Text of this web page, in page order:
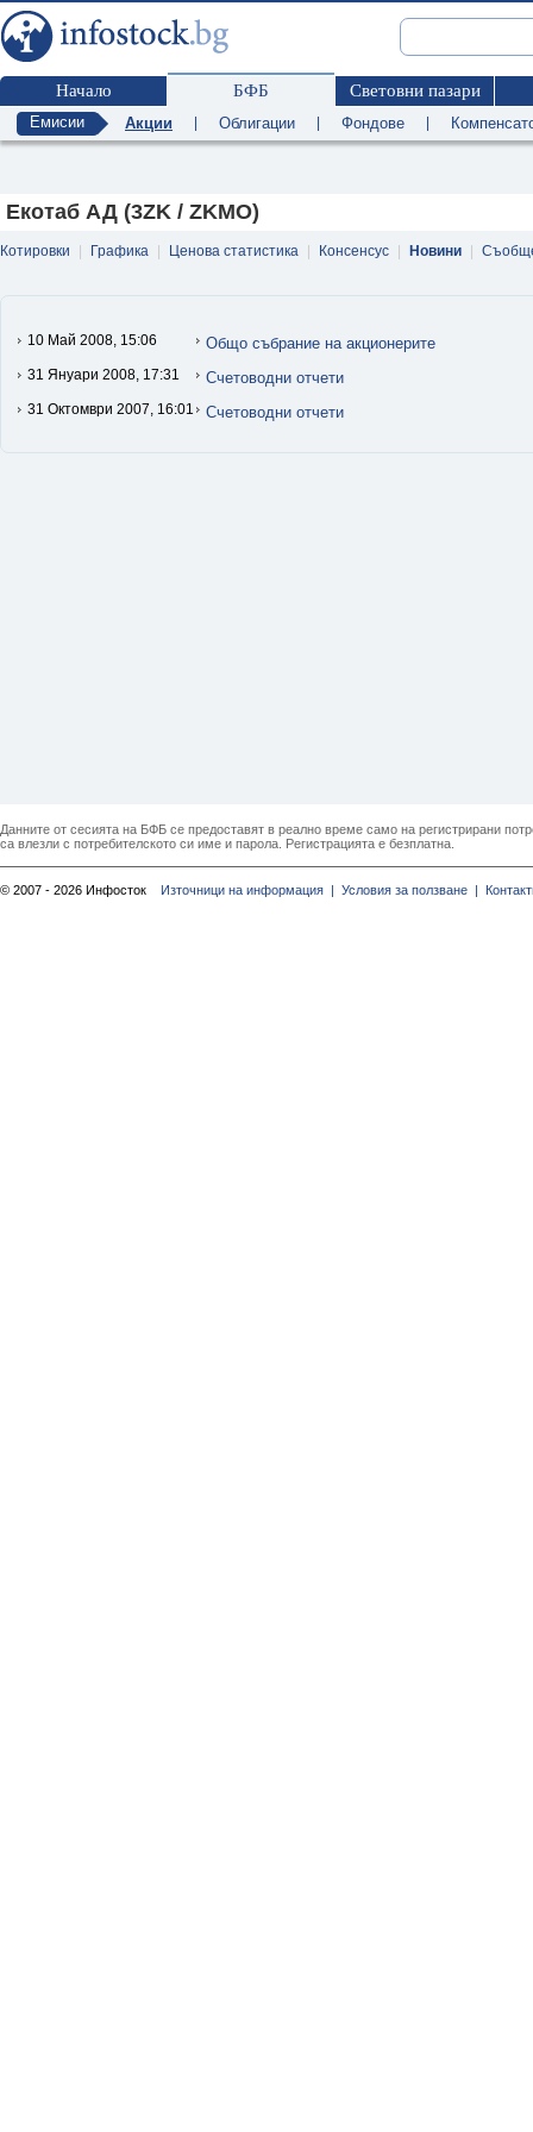
Начало БФБ Световни пазари
Емисии Акции Облигации Фондове
Екотаб АД (3ZK / ZKMO)
Котировки Графика Ценова статистика Консенсус Новини
10 Май 2008, 15:06 Общо събрание на акционерите
31 Януари 2008, 17:31 Счетоводни отчети
31 Октомври 2007, 16:01 Счетоводни отчети
Данните от сесията на БФБ се предоставят в реално време само на регистрирани
са влезли с потребителското си име и парола. Регистрацията е безплатна.
© 2007 - 2026 Инфосток Източници на информация | Условия за ползване |